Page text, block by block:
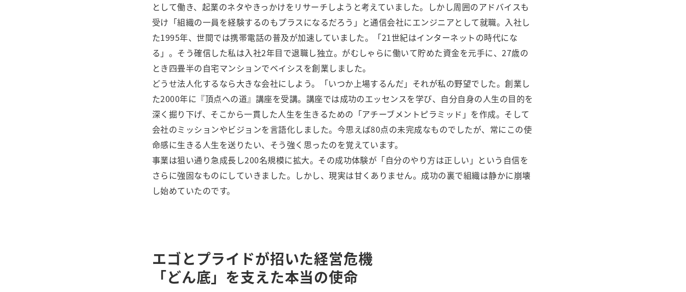
として働き、起業のネタやきっかけをリサーチしようと考えていました。しかし周囲のアドバイスも
受け「組織の一員を経験するのもプラスになるだろう」と通信会社にエンジニアとして就職。入社し
た1995年、世間では携帯電話の普及が加速していました。「21世紀はインターネットの時代にな
る」。そう確信した私は入社2年目で退職し独立。がむしゃらに働いて貯めた資金を元手に、27歳の
とき四畳半の自宅マンションでベイシスを創業しました。
どうせ法人化するなら大きな会社にしよう。「いつか上場するんだ」それが私の野望でした。創業し
た2000年に『頂点への道』講座を受講。講座では成功のエッセンスを学び、自分自身の人生の目的を
深く掘り下げ、そこから一貫した人生を生きるための「アチーブメントピラミッド」を作成。そして
会社のミッションやビジョンを言語化しました。今思えば80点の未完成なものでしたが、常にこの使
命感に生きる人生を送りたい、そう強く思ったのを覚えています。
事業は狙い通り急成長し200名規模に拡大。その成功体験が「自分のやり方は正しい」という自信を
さらに強固なものにしていきました。しかし、現実は甘くありません。成功の裏で組織は静かに崩壊
し始めていたのです。
エゴとプライドが招いた経営危機
「どん底」を支えた本当の使命